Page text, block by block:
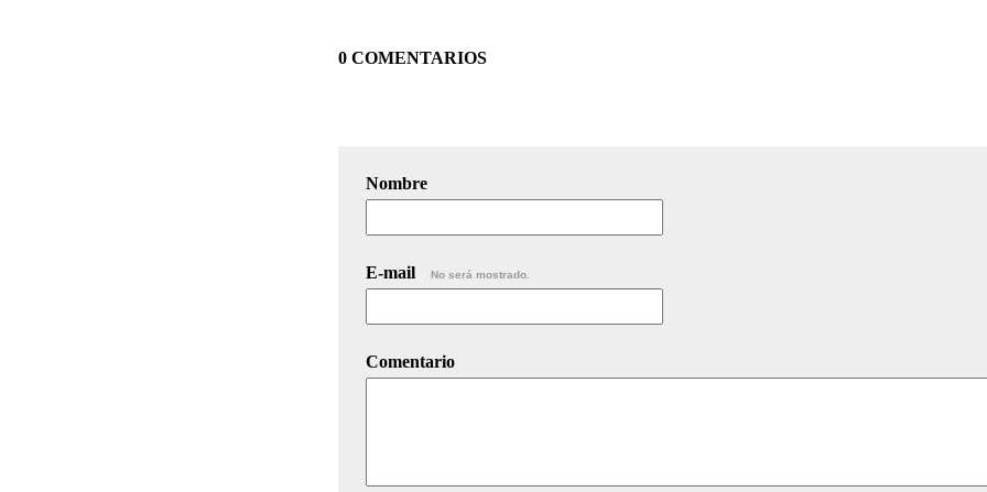
0 COMENTARIOS
Nombre
E-mail No será mostrado.
Comentario